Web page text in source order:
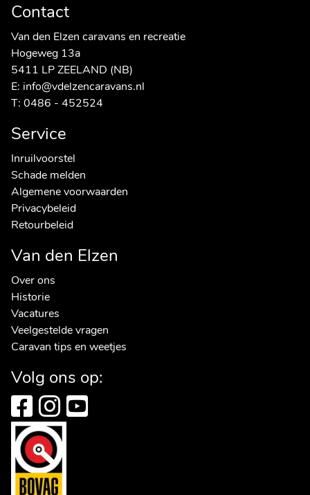
Contact
Van den Elzen caravans en recreatie
Hogeweg 13a
5411 LP ZEELAND (NB)
E: info@vdelzencaravans.nl
T: 0486 - 452524
Service
Inruilvoorstel
Schade melden
Algemene voorwaarden
Privacybeleid
Retourbeleid
Van den Elzen
Over ons
Historie
Vacatures
Veelgestelde vragen
Caravan tips en weetjes
Volg ons op: